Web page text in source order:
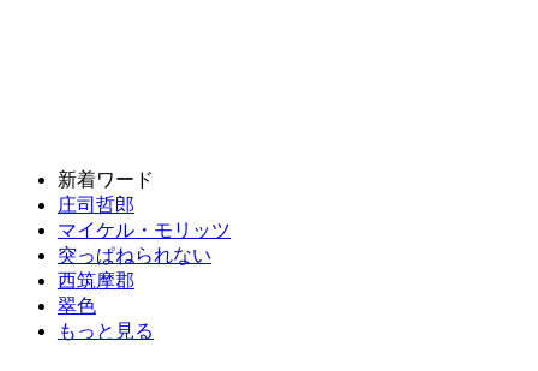
新着ワード
庄司哲郎
マイケル・モリッツ
突っぱねられない
西筑摩郡
翠色
もっと見る